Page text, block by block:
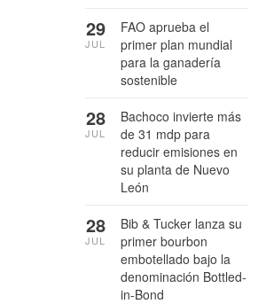
FAO aprueba el
primer plan mundial
para la ganadería
sostenible
29
JUL
Bachoco invierte más
de 31 mdp para
reducir emisiones en
su planta de Nuevo
León
28
JUL
Bib & Tucker lanza su
primer bourbon
embotellado bajo la
denominación Bottled-
in-Bond
28
JUL